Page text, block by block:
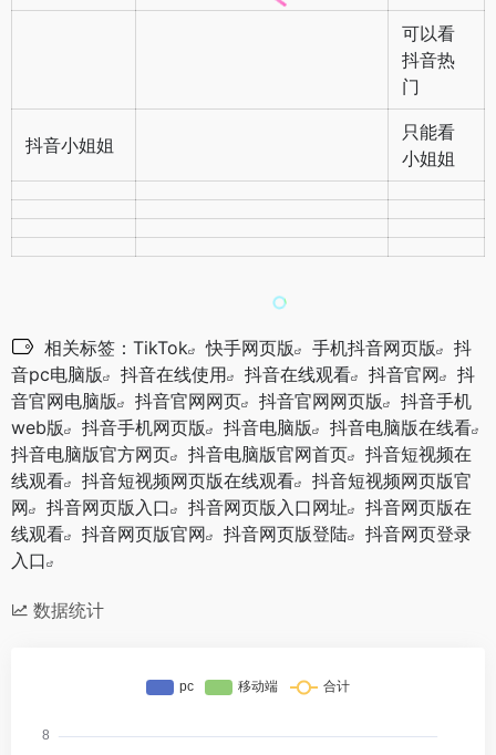
可以看
抖音热
门
抖音小姐姐
只能看
小姐姐
相关标签： TikTok 快手网页版 手机抖音网页版
抖
音pc电脑版
抖音在线使用 抖音在线观看 抖音官网
抖
音官网电脑版
抖音官网网页 抖音官网网页版
抖音手机
web版
抖音手机网页版 抖音电脑版
抖音电脑版在线看
抖音电脑版官方网页
抖音电脑版官网首页
抖音短视频在
线观看
抖音短视频网页版在线观看
抖音短视频网页版官
网
抖音网页版入口 抖音网页版入口网址
抖音网页版在
线观看
抖音网页版官网 抖音网页版登陆
抖音网页登录
入口
数据统计